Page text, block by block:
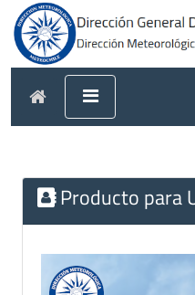
Producto para